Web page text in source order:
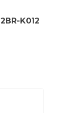
K012